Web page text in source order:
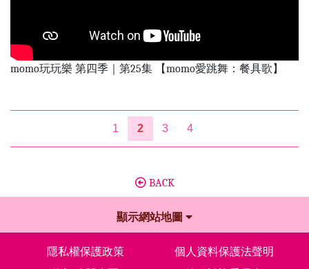
momo玩玩樂 第四季｜第25集 【momo愛跳舞：餐具歌】
1 2 3 4
BACK
顯示網站地圖
隱私權保護政策
個人資料保護法聲明